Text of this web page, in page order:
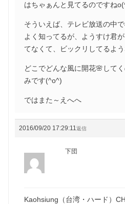
はちゃぁんと見てるのですね
そういえば、テレビ放送の中
よく知ってるが、ようすけ君
てなくて、ビックリしてるよ
どこでどんな風に開花🌸して
みです(^o^)
ではまた～えへへ
2016/09/20 17:29:11返信
下団
Kaohsiung（台湾・ハード）